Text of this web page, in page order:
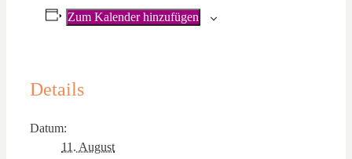
Zum Kalender hinzufügen
Details
Datum:
11. August